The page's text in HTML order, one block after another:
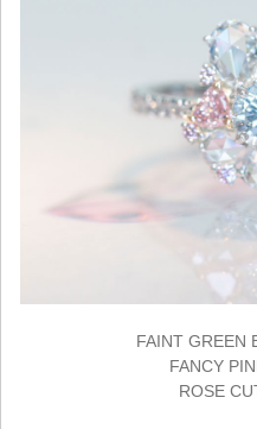
FAINT GREEN
FANCY
ROSE